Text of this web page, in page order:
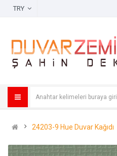
24203-9 Hue Duvar Kağıdı